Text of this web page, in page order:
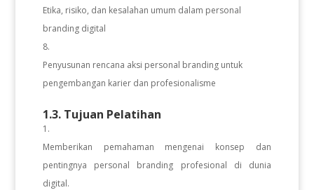
Etika, risiko, dan kesalahan umum dalam personal
branding digital
Penyusunan rencana aksi personal branding untuk
pengembangan karier dan profesionalisme
1.3. Tujuan Pelatihan
Memberikan pemahaman mengenai konsep dan
pentingnya personal branding profesional di dunia
digital.